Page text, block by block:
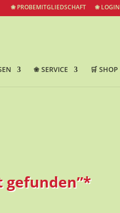
❀ PROBEMITGLIEDSCHAFT ❀ LOGIN
❀ SERVICE 🛒 SHOP
gefunden”*